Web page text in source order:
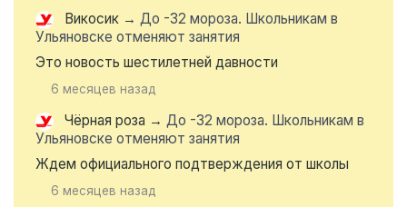
Викосик → До -32 мороза. Школьникам в
Ульяновске отменяют занятия
Это новость шестилетней давности
6 месяцев назад
Чёрная роза → До -32 мороза. Школьникам в
Ульяновске отменяют занятия
Ждем официального подтверждения от школы
6 месяцев назад